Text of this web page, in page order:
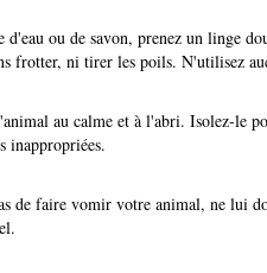
d'eau ou de savon, prenez un linge
frotter, ni tirer les poils. N'utilisez
au calme et à l'abri. Isolez-le
inappropriées.
de faire vomir votre animal, ne lui